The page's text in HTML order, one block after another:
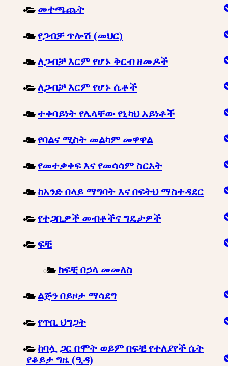
መተጫጨት
የጋብቻ ጥሎሽ (መህር)
ለጋብቻ እርም የሆኑ ቅርብ ዘመዶች
ለጋብቻ እርም የሆኑ ሴቶች
ተቀባይነት የሌላቸው የኒካህ አይነቶች
የባልና ሚስት መልካም መዋዋል
የመተቃቀፍ እና የመሳሳም ስርአት
ከአንድ በላይ ማግባት እና በፍትህ ማስተዳደር
የተጋቢዎች መብቶችና ግዴታዎች
ፍቺ
ከፍቺ በኃላ መመለስ
ልጅን በይዞታ ማሳደግ
የጥቢ ህግጋት
ከባሏ ጋር በሞት ወይም በፍቺ የተለያየች ሴት
የቆይታ ግዜ (ዒዳ)